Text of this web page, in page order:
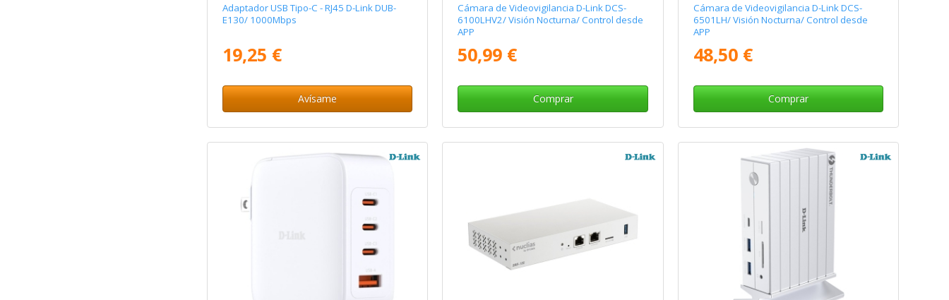
Adaptador USB Tipo-C - RJ45 D-Link DUB-
E130/ 1000Mbps
19,25 €
Avísame
Cámara de Videovigilancia D-Link DCS-
6100LHV2/ Visión Nocturna/ Control desde
APP
50,99 €
Comprar
Cámara de Videovigilancia D-Link DCS-
6501LH/ Visión Nocturna/ Control desde
APP
48,50 €
Comprar